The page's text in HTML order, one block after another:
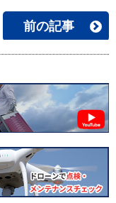
前の記事